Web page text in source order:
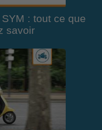
: tout ce que
savoir